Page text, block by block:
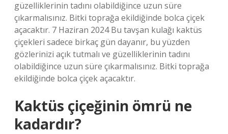
güzelliklerinin tadını olabildiğince uzun süre
çıkarmalısınız. Bitki toprağa ekildiğinde bolca çiçek
açacaktır. 7 Haziran 2024 Bu tavşan kulağı kaktüs
çiçekleri sadece birkaç gün dayanır, bu yüzden
gözlerinizi açık tutmalı ve güzelliklerinin tadını
olabildiğince uzun süre çıkarmalısınız. Bitki toprağa
ekildiğinde bolca çiçek açacaktır.
Kaktüs çiçeğinin ömrü ne
kadardır?